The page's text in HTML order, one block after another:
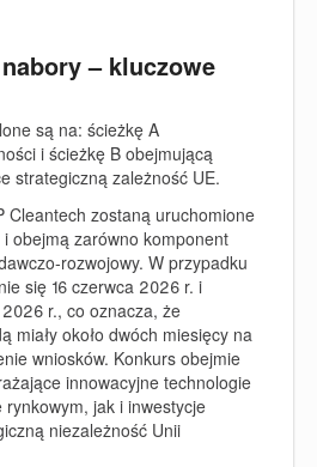
– kluczowe
są na: ścieżkę A
i ścieżkę B obejmującą
strategiczną zależność UE.
Cleantech zostaną uruchomione
obejmą zarówno komponent
‑rozwojowy. W przypadku
się 16 czerwca 2026 r. i
r., co oznacza, że
miały około dwóch miesięcy na
wniosków. Konkurs obejmie
innowacyjne technologie
jak i inwestycje
niezależność Unii